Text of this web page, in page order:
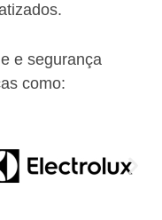
e segurança
como: